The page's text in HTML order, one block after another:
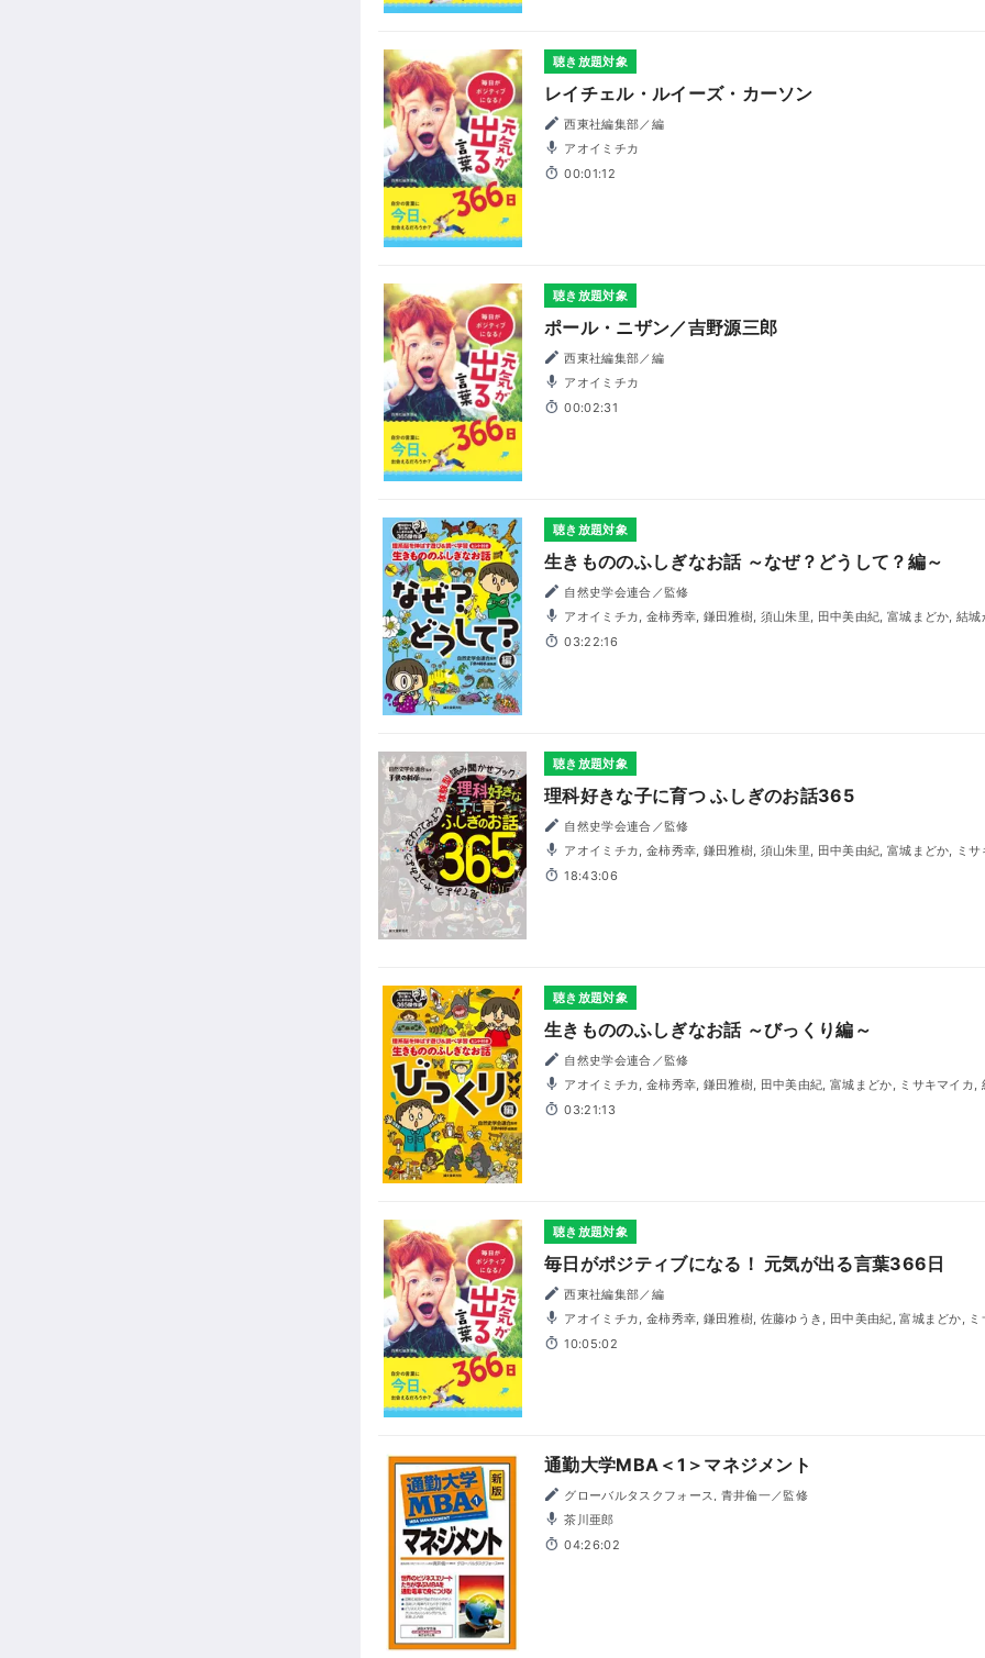
聴き放題対象
レイチェル・ルイーズ・カーソン
西東社編集部／編
アオイミチカ
00:01:12
聴き放題対象
ポール・ニザン／吉野源三郎
西東社編集部／編
アオイミチカ
00:02:31
聴き放題対象
生きもののふしぎなお話 ～なぜ？どうして？編～
自然史学会連合／監修
アオイミチカ, 金柿秀幸, 鎌田雅樹, 須山朱里, 田中美由紀, 富城まどか, 結城
03:22:16
聴き放題対象
理科好きな子に育つ ふしぎのお話365
自然史学会連合／監修
アオイミチカ, 金柿秀幸, 鎌田雅樹, 須山朱里, 田中美由紀, 富城まどか, ミ
18:43:06
聴き放題対象
生きもののふしぎなお話 ～びっくり編～
自然史学会連合／監修
アオイミチカ, 金柿秀幸, 鎌田雅樹, 田中美由紀, 富城まどか, ミサキマイカ,
03:21:13
聴き放題対象
毎日がポジティブになる！ 元気が出る言葉366日
西東社編集部／編
えで
10:05:02
通勤大学MBA＜1＞マネジメント
グローバルタスクフォース, 青井倫一／監修
茶川亜郎
04:26:02